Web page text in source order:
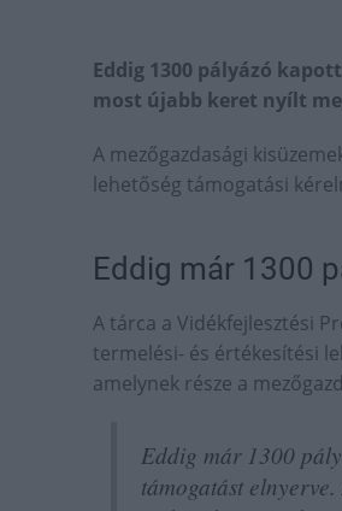
Eddig 1300 pályázó
most újabb keret nyílt
A mezőgazdasági
lehetőség támogatási
Eddig már 1300
A tárca a Vidékfejlesztési
termelési- és értékesítési
amelynek része a
Eddig már 1300
támogatást